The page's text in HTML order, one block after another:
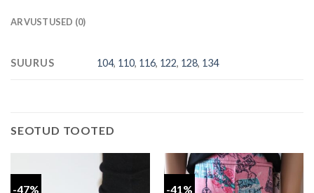
ARVUSTUSED (0)
SUURUS 104, 110, 116, 122, 128, 134
SEOTUD TOOTED
-47% -41%